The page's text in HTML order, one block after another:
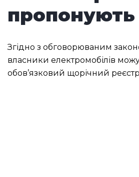
Згідно з обговорюваним
власники електромобілів
обов’язковий щорічний